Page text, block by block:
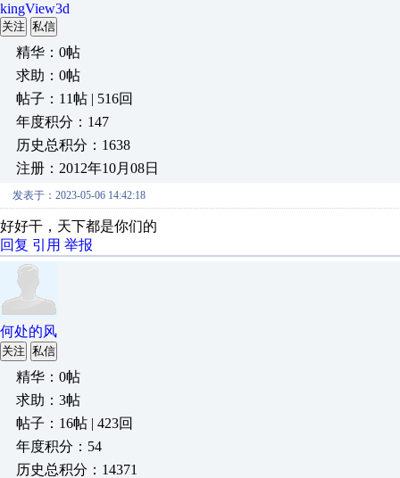
kingView3d
关注 私信
精华：0帖
求助：0帖
帖子：11帖 | 516回
年度积分：147
历史总积分：1638
注册：2012年10月08日
发表于：2023-05-06 14:42:18
好好干，天下都是你们的
回复 引用 举报
何处的风
关注 私信
精华：0帖
求助：3帖
帖子：16帖 | 423回
年度积分：54
历史总积分：14371